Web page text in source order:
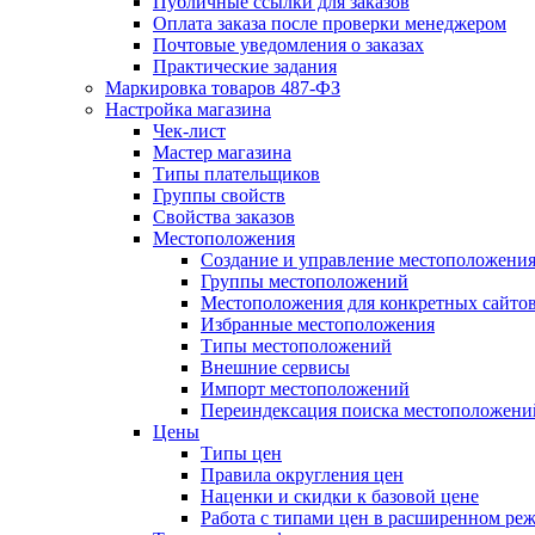
Оплата заказа после проверки менеджером
Почтовые уведомления о заказах
Практические задания
Маркировка товаров 487-ФЗ
Настройка магазина
Чек-лист
Мастер магазина
Типы плательщиков
Группы свойств
Свойства заказов
Местоположения
Создание и управление
Группы местоположений
Местоположения для конкретных сайтов
Избранные местоположения
Типы местоположений
Внешние сервисы
Импорт местоположений
Переиндексация поиска
Цены
Типы цен
Правила округления цен
Наценки и скидки к базовой цене
Работа с типами цен в расширенном